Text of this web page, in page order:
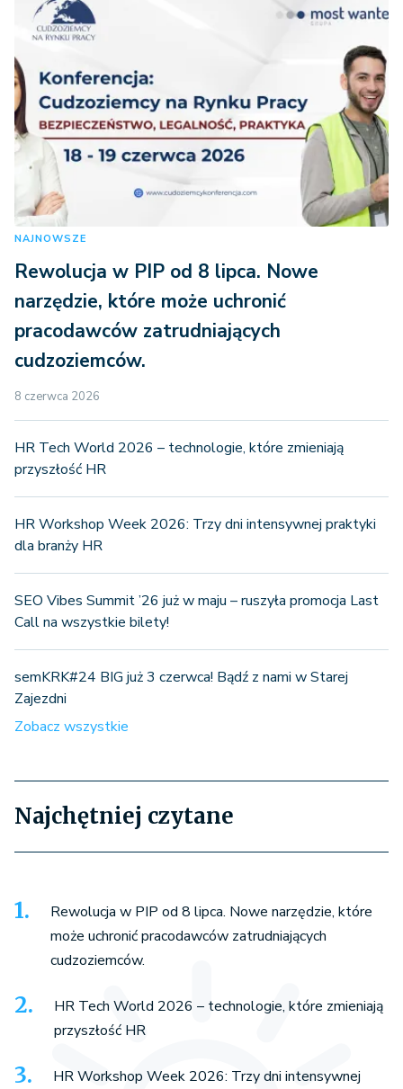
NAJNOWSZE
Rewolucja w PIP od 8 lipca. Nowe
narzędzie, które może uchronić
pracodawców zatrudniających
cudzoziemców.
8 czerwca 2026
HR Tech World 2026 – technologie, które zmieniają
przyszłość HR
HR Workshop Week 2026: Trzy dni intensywnej praktyki
dla branży HR
SEO Vibes Summit ’26 już w maju – ruszyła promocja Last
Call na wszystkie bilety!
semKRK#24 BIG już 3 czerwca! Bądź z nami w Starej
Zajezdni
Zobacz wszystkie
Najchętniej czytane
Rewolucja w PIP od 8 lipca. Nowe narzędzie, które
może uchronić pracodawców zatrudniających
cudzoziemców.
HR Tech World 2026 – technologie, które zmieniają
przyszłość HR
HR Workshop Week 2026: Trzy dni intensywnej